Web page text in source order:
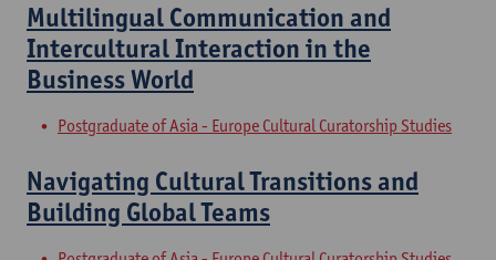
Multilingual Communication and
Intercultural Interaction in the
Business World
Postgraduate of Asia - Europe Cultural Curatorship Studies
Navigating Cultural Transitions and
Building Global Teams